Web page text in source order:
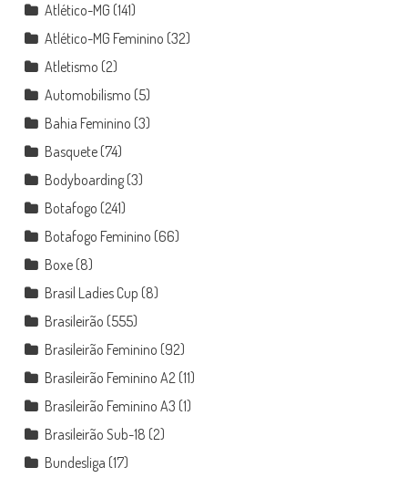
Atlético-MG (141)
Atlético-MG Feminino (32)
Atletismo (2)
Automobilismo (5)
Bahia Feminino (3)
Basquete(74)
Bodyboarding(3)
Botafogo (241)
Botafogo Feminino (66)
Boxe(8)
Brasil Ladies Cup (8)
Brasileirão (555)
Brasileirão Feminino (92)
Brasileirão Feminino A2(11)
Brasileirão Feminino A3 (1)
Brasileirão Sub-18 (2)
Bundesliga (17)